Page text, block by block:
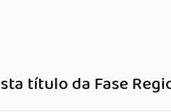
título da Fase